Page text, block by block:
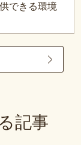
できる環境
記事